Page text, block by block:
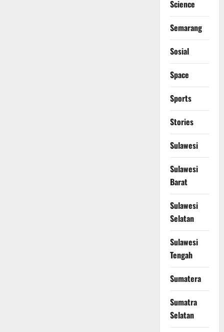
Science
Semarang
Sosial
Space
Sports
Stories
Sulawesi
Sulawesi
Barat
Sulawesi
Selatan
Sulawesi
Tengah
Sumatera
Sumatra
Selatan